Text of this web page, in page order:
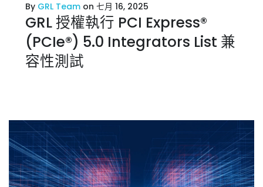
By GRL Team on 七月 16, 2025
GRL 授權執行 PCI Express®
(PCIe®) 5.0 Integrators List 兼
容性測試